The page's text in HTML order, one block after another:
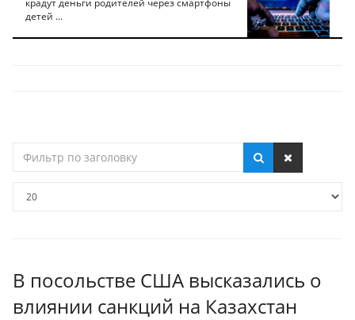
крадут деньги родителей через смартфоны
детей ...
по
В посольстве США высказались о
влиянии санкций на Казахстан